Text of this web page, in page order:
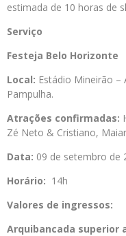
estimada de 10 horas de
Serviço
Festeja Belo Horizonte
Local: Estádio Mineirão –
Pampulha.
Atrações confirmadas:
Zé Neto & Cristiano,
Data: 09 de setembro de
Horário: 14h
Valores de ingressos:
Arquibancada superior